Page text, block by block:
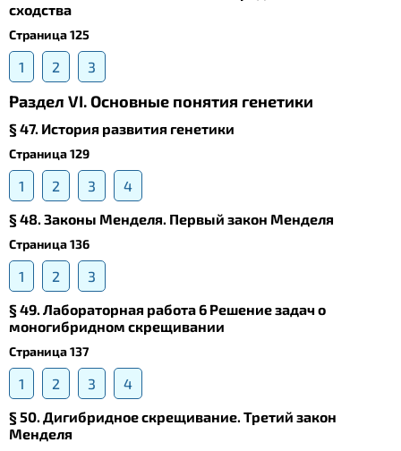
сходства
Страница 125
1 2 3
Раздел VI. Основные понятия генетики
§ 47. История развития генетики
Страница 129
1 2 3
4
§ 48. Законы Менделя. Первый закон Менделя
Страница 136
1 2
3
§ 49. Лабораторная работа 6 Решение задач о
моногибридном скрещивании
Страница 137
1 2 3
4
§ 50. Дигибридное скрещивание. Третий закон
Менделя